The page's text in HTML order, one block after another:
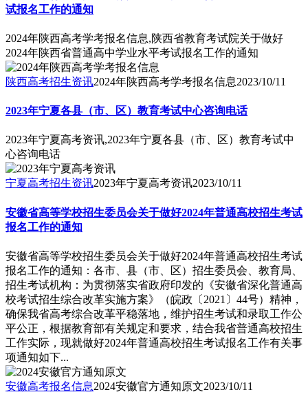
试报名工作的通知
2024年陕西高考学考报名信息,陕西省教育考试院关于做好
2024年陕西省普通高中学业水平考试报名工作的通知
陕西高考招生资讯2024年陕西高考学考报名信息2023/10/11
2023年宁夏各县（市、区）教育考试中心咨询电话
2023年宁夏高考资讯,2023年宁夏各县（市、区）教育考试中
心咨询电话
宁夏高考招生资讯2023年宁夏高考资讯2023/10/11
安徽省高等学校招生委员会关于做好2024年普通高校招生考试
报名工作的通知
安徽省高等学校招生委员会关于做好2024年普通高校招生考试
报名工作的通知：各市、县（市、区）招生委员会、教育局、
招生考试机构：为贯彻落实省政府印发的《安徽省深化普通高
校考试招生综合改革实施方案》（皖政〔2021〕44号）精神，
确保我省高考综合改革平稳落地，维护招生考试和录取工作公
平公正，根据教育部有关规定和要求，结合我省普通高校招生
工作实际，现就做好2024年普通高校招生考试报名工作有关事
项通知如下...
安徽高考报名信息2024安徽官方通知原文2023/10/11